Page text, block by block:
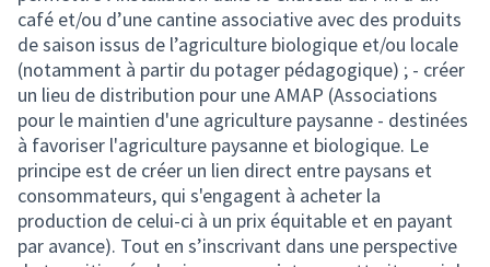
café et/ou d’une cantine associative avec des produits
de saison issus de l’agriculture biologique et/ou locale
(notamment à partir du potager pédagogique) ; - créer
un lieu de distribution pour une AMAP (Associations
pour le maintien d'une agriculture paysanne - destinées
à favoriser l'agriculture paysanne et biologique. Le
principe est de créer un lien direct entre paysans et
consommateurs, qui s'engagent à acheter la
production de celui-ci à un prix équitable et en payant
par avance). Tout en s’inscrivant dans une perspective